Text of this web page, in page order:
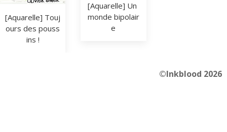
[Aquarelle] Touj
ours des pouss
ins !
[Aquarelle] Un
monde bipolair
e
©Inkblood 2026